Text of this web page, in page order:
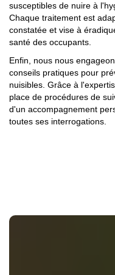
susceptibles de nuire à
Chaque traitement est
constatée et vise à
santé des occupants.
Enfin, nous nous
conseils pratiques pour
nuisibles. Grâce à
place de procédures de
d'un accompagnement
toutes ses interrogations.